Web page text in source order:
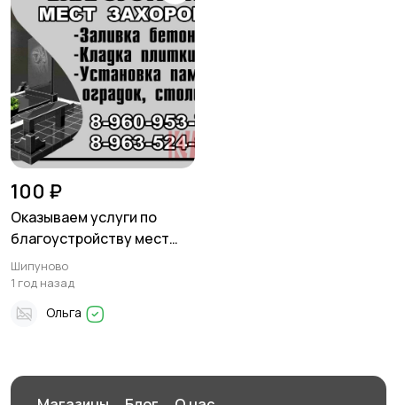
100 ₽
Оказываем услуги по
благоустройству мест
захоронений
Шипуново
1 год назад
Ольга